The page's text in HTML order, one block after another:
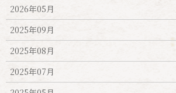
2026年05月
2025年09月
2025年08月
2025年07月